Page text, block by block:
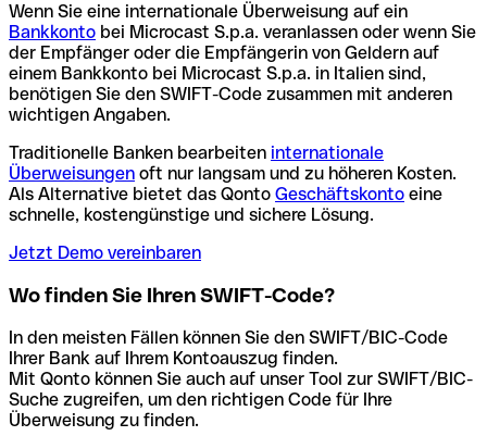
Wenn Sie eine internationale Überweisung auf ein
Bankkonto bei Microcast S.p.a. veranlassen oder wenn Sie
der Empfänger oder die Empfängerin von Geldern auf
einem Bankkonto bei Microcast S.p.a. in Italien sind,
benötigen Sie den SWIFT-Code zusammen mit anderen
wichtigen Angaben.
Traditionelle Banken bearbeiten internationale
Überweisungen oft nur langsam und zu höheren Kosten.
Als Alternative bietet das Qonto Geschäftskonto eine
schnelle, kostengünstige und sichere Lösung.
Jetzt Demo vereinbaren
Wo finden Sie Ihren SWIFT-Code?
In den meisten Fällen können Sie den SWIFT/BIC-Code
Ihrer Bank auf Ihrem Kontoauszug finden.
Mit Qonto können Sie auch auf unser Tool zur SWIFT/BIC-
Suche zugreifen, um den richtigen Code für Ihre
Überweisung zu finden.